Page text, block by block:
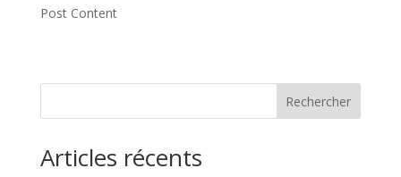
Post Content
Rechercher
Articles récents